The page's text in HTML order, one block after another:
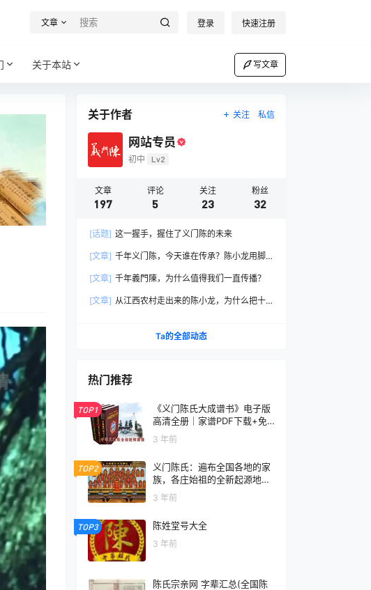
文章 登录 快速注册
关于本站 写文章
关于作者 关注 私信
网站专员
初中 Lv2
文章
197
评论
5
关注
23
粉丝
32
[话题] 这一握手，握住了义门陈的未来
[文章] 千年义门陈，今天谁在传承？陈小龙用脚
[文章] 千年義門陳，为什么值得我们一直传播？
[文章] 从江西农村走出来的陈小龙，为什么把十
Ta的全部动态
热门推荐
TOP1
《义门陈氏大成谱书》电子版
高清全册｜家谱PDF下载+免
费在线阅读｜官方正版无水印
3 年前
TOP2
义门陈氏：遍布全国各地的家
族，各庄始祖的全新起源地揭
3 年前
TOP3 陈姓堂号大全
3 年前
陈氏宗亲网 字辈汇总(全国陈